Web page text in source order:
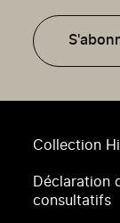
Collection
Déclaration
consultatifs